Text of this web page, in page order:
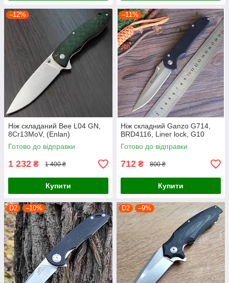
–12%
Ніж складаний Bee L04 GN,
8Cr13MoV, (Enlan)
Готово до відправки
1 232 ₴ 1 400 ₴
Купити
–11%
Ніж складний Ganzo G714,
BRD4116, Liner lock, G10
Готово до відправки
712 ₴ 800 ₴
Купити
D2 –10% D2 –9%